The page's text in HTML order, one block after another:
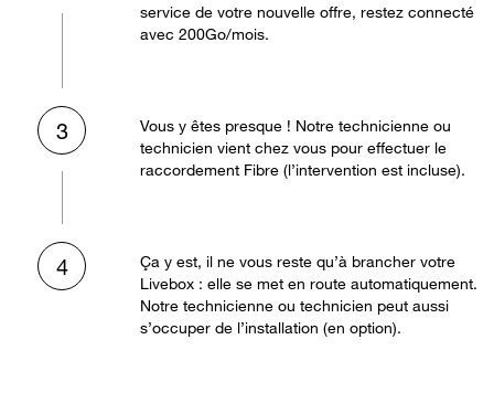
service de votre nouvelle offre, restez connecté
avec 200Go/mois.
3
Vous y êtes presque ! Notre technicienne ou
technicien vient chez vous pour effectuer le
raccordement Fibre (l’intervention est incluse).
4
Ça y est, il ne vous reste qu’à brancher votre
Livebox : elle se met en route automatiquement.
Notre technicienne ou technicien peut aussi
s’occuper de l’installation (en option).